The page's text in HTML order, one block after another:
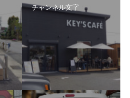
チャンネル文字